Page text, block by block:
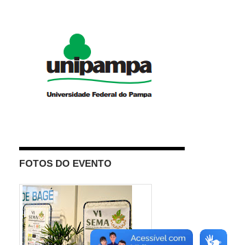
FOTOS DO EVENTO